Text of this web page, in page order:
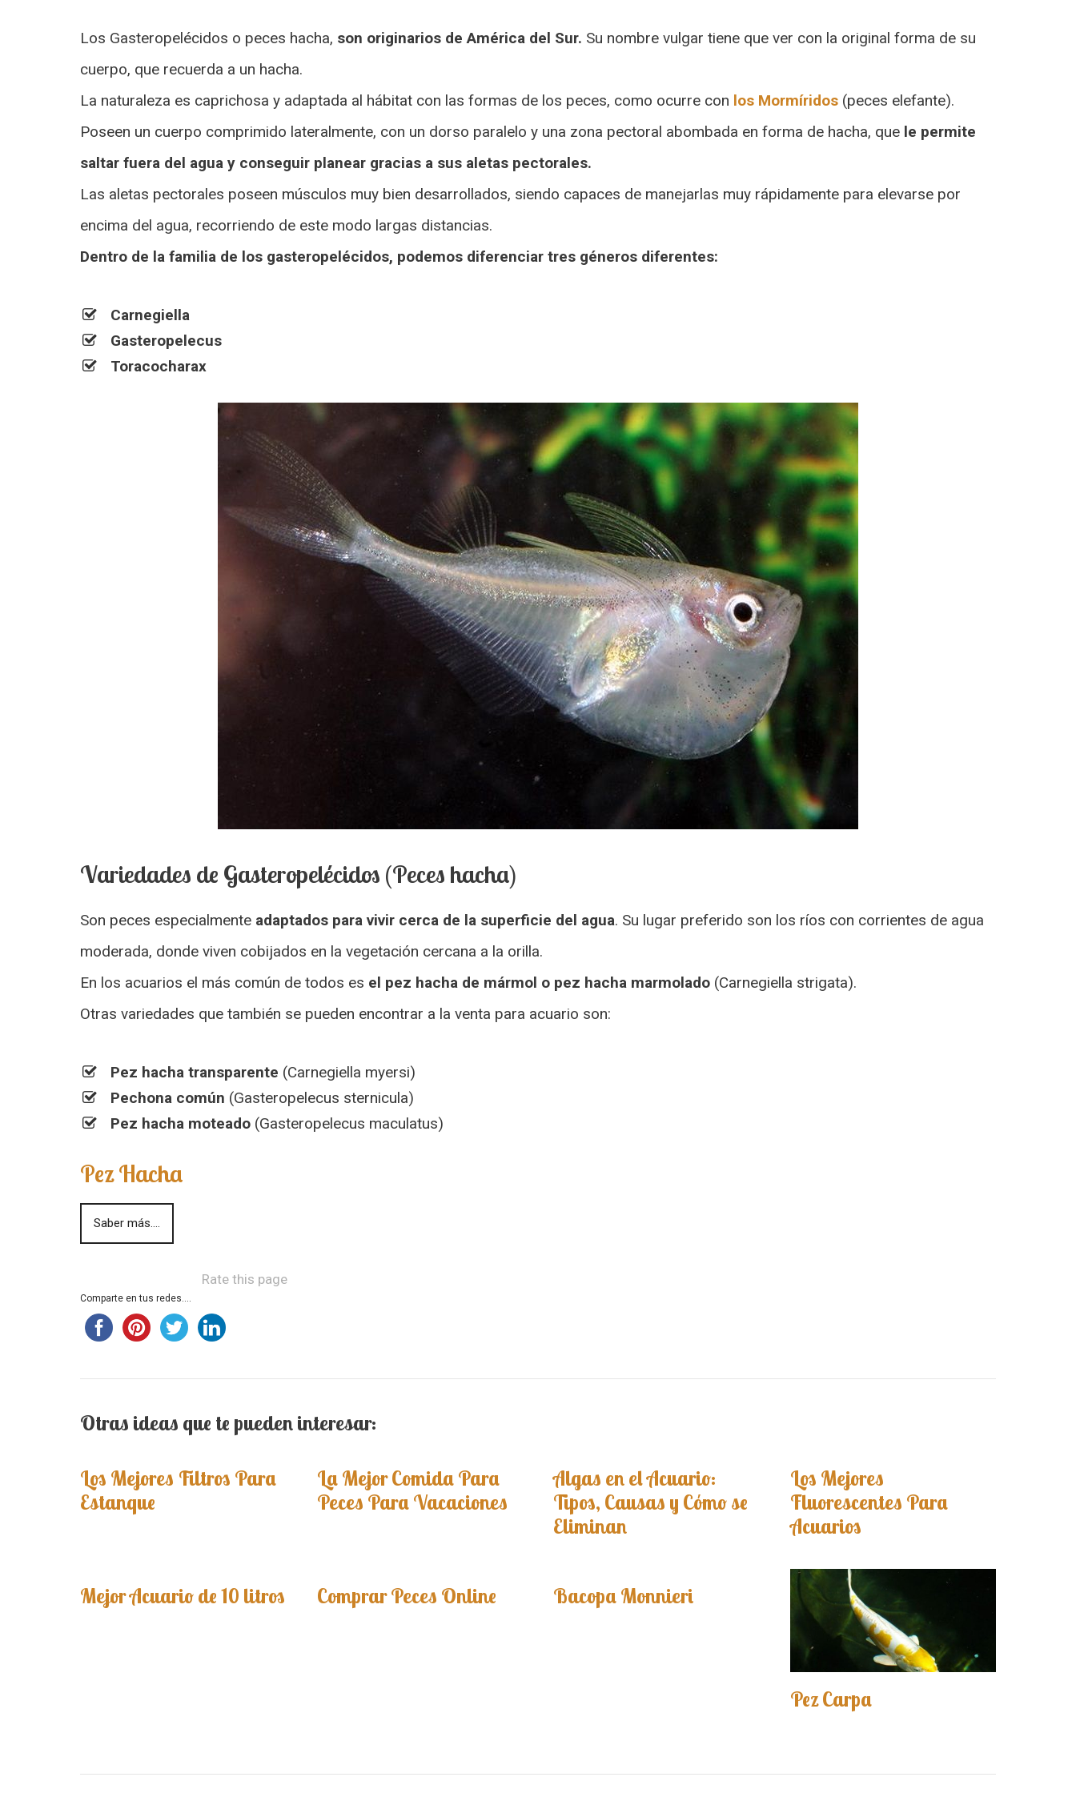
Los Gasteropelécidos o peces hacha, son originarios de América del Sur. Su nombre vulgar tiene que ver con la original forma de su
cuerpo, que recuerda a un hacha.
La naturaleza es caprichosa y adaptada al hábitat con las formas de los peces, como ocurre con los Mormíridos (peces elefante).
Poseen un cuerpo comprimido lateralmente, con un dorso paralelo y una zona pectoral abombada en forma de hacha, que le permite
saltar fuera del agua y conseguir planear gracias a sus aletas pectorales.
Las aletas pectorales poseen músculos muy bien desarrollados, siendo capaces de manejarlas muy rápidamente para elevarse por
encima del agua, recorriendo de este modo largas distancias.
Dentro de la familia de los gasteropelécidos, podemos diferenciar tres géneros diferentes:
Carnegiella
Gasteropelecus
Toracocharax
Variedades de Gasteropelécidos (Peces hacha)
Son peces especialmente adaptados para vivir cerca de la superficie del agua. Su lugar preferido son los ríos con corrientes de agua
moderada, donde viven cobijados en la vegetación cercana a la orilla.
En los acuarios el más común de todos es el pez hacha de mármol o pez hacha marmolado (Carnegiella strigata).
Otras variedades que también se pueden encontrar a la venta para acuario son:
Pez hacha transparente (Carnegiella myersi)
Pechona común (Gasteropelecus sternicula)
Pez hacha moteado (Gasteropelecus maculatus)
Pez Hacha
Saber más....
Rate this page
Comparte en tus redes....
Otras ideas que te pueden interesar:
Los Mejores Filtros Para
Estanque
La Mejor Comida Para
Peces Para Vacaciones
Algas en el Acuario:
Tipos, Causas y Cómo se
Eliminan
Los Mejores
Fluorescentes Para
Acuarios
Mejor Acuario de 10 litros Comprar Peces Online Bacopa Monnieri
Pez Carpa